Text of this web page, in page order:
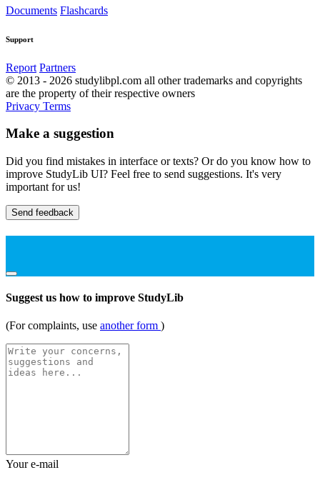
Documents Flashcards
Support
Report Partners
© 2013 - 2026 studylibpl.com all other trademarks and copyrights
are the property of their respective owners
Privacy Terms
Make a suggestion
Did you find mistakes in interface or texts? Or do you know how to
improve StudyLib UI? Feel free to send suggestions. It's very
important for us!
Send feedback
Suggest us how to improve StudyLib
(For complaints, use another form )
Your e-mail